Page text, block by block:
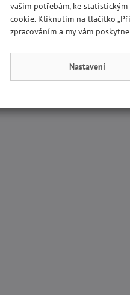
vašim potřebám, ke
cookie. Kliknutím na tlačítko
zpracováním a my vám
Nastavení